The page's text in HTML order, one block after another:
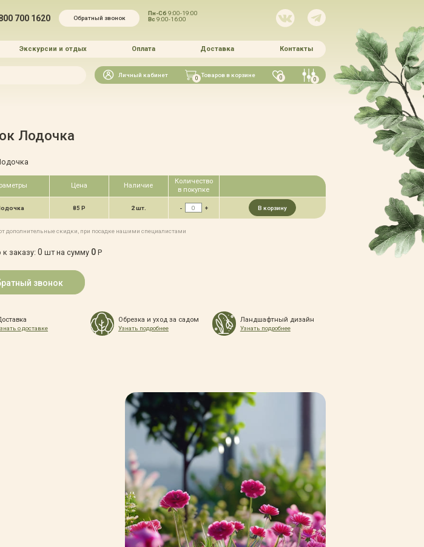
700 1620 Обратный звонок
Пн-Сб9:00-19:00
Вс9:00-16:00
Экскурсии и отдых Оплата Доставка Контакты
Искать
Личный кабинет 0 Товаров в корзине 0 0
Лодочка
Цена Наличие
Количество
в покупке
85 Р 2 шт. - + В корзину
дополнительные скидки, при посадке нашими специалистами
заказу: 0 шт на сумму 0Р
звонок
о доставке
Обрезка и уход за садом
Узнать подробнее
Ландшафтный дизайн
Узнать подробнее